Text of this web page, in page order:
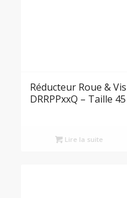
Réducteur Roue &
DRRPPxxQ – Taille
Lire la suite